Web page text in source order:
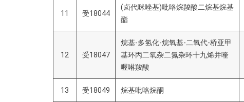
11 受18044
(卤代咪唑基)吡咯烷羧酸二烷基烷基
酯
12 受18047
烷基-多氢化-烷氧基-二氧代-桥亚甲
基环丙二氧杂二氮杂环十九烯并喹
喔啉羧酸
13 受18049 烷基吡咯烷酮